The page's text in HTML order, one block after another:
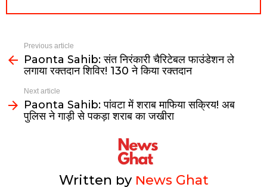
Previous article
Paonta Sahib: संत निरंकारी चैरिटेबल फाउंडेशन ले
लगाया रक्तदान शिविर! 130 ने किया रक्तदान
Next article
Paonta Sahib: पांवटा में शराब माफिया सक्रिय! अब
पुलिस ने गाड़ी से पकड़ा शराब का जखीरा
Written by News Ghat